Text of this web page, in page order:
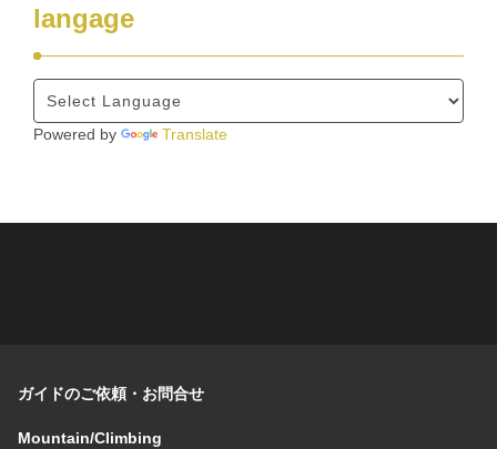
langage
Powered by Translate
ガイドのご依頼・お問合せ
Mountain/Climbing